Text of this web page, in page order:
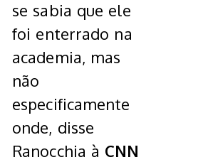
se sabia que ele
foi enterrado na
academia, mas
não
especificamente
onde, disse
Ranocchia à CNN